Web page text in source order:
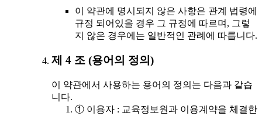
이 약관에 명시되지 않은 사항은 관계 법령에
규정 되어있을 경우 그 규정에 따르며, 그렇
지 않은 경우에는 일반적인 관례에 따릅니다.
제 4 조 (용어의 정의)
이 약관에서 사용하는 용어의 정의는 다음과 같습
니다.
① 이용자 : 교육정보원과 이용계약을 체결한